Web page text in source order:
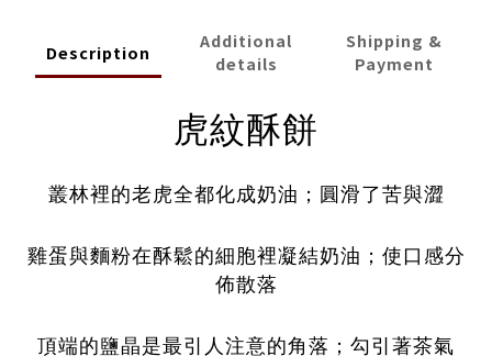
Description
Additional
details
Shipping &
Payment
虎紋酥餅
叢林裡的老虎全都化成奶油；圓滑了苦與澀
雞蛋與麵粉在酥鬆的細胞裡凝結奶油；使口感分
佈散落
頂端的鹽晶是最引人注意的角落；勾引著茶氣